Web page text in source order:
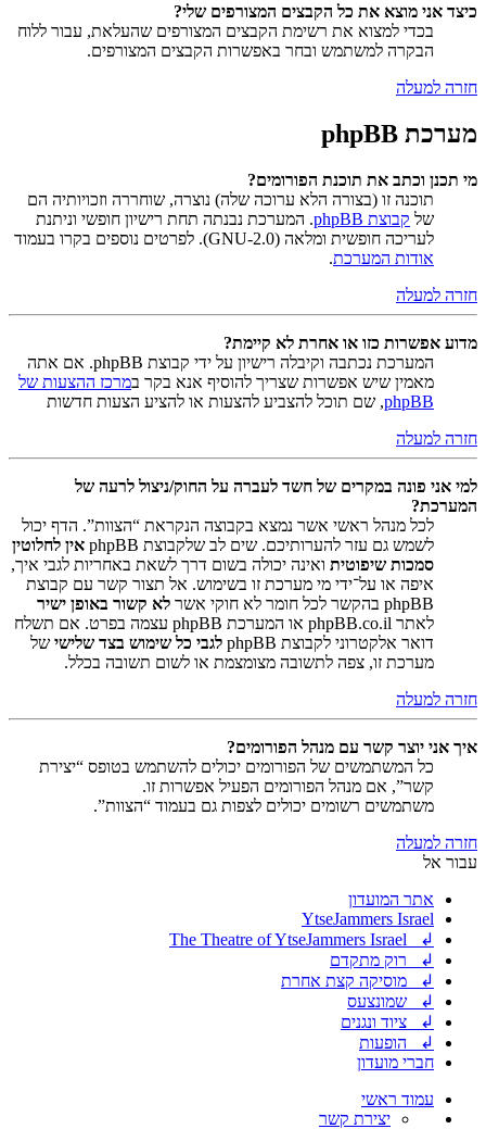
כיצד אני מוצא את כל הקבצים המצורפים שלי?
בכדי למצוא את רשימת הקבצים המצורפים שהעלאת, עבור ללוח
הבקרה למשתמש ובחר באפשרות הקבצים המצורפים.
חזרה למעלה
מערכת phpBB
מי תכנן וכתב את תוכנת הפורומים?
תוכנה זו (בצורה הלא ערוכה שלה) נוצרה, שוחררה וזכויותיה הם
של קבוצת phpBB
. המערכת נבנתה תחת רישיון חופשי וניתנת
לעריכה חופשית ומלאה (GNU-2.0). לפרטים נוספים בקרו בעמוד
אודות המערכת.
חזרה למעלה
מדוע אפשרות כזו או אחרת לא קיימת?
המערכת נכתבה וקיבלה רישיון על ידי קבוצת phpBB. אם אתה
מאמין שיש אפשרות שצריך להוסיף אנא בקר במרכז ההצעות של
phpBB, שם תוכל להצביע להצעות או להציע הצעות חדשות
חזרה למעלה
למי אני פונה במקרים של חשד לעברה על החוק/ניצול לרעה של
המערכת?
לכל מנהל ראשי אשר נמצא בקבוצה הנקראת “הצוות”. הדף יכול
לשמש גם עזר להערותיכם. שים לב שלקבוצת phpBB
אין לחלוטין
סמכות שיפוטית ואינה יכולה בשום דרך לשאת באחריות לגבי איך,
איפה או על־ידי מי מערכת זו בשימוש. אל תצור קשר עם קבוצת
phpBB בהקשר לכל חומר לא חוקי אשר
לא קשור באופן ישיר
לאתר phpBB.co.il או המערכת phpBB עצמה בפרט. אם תשלח
דואר אלקטרוני לקבוצת phpBB
לגבי כל שימוש בצד שלישי של
מערכת זו, צפה לתשובה מצומצמת או לשום תשובה בכלל.
חזרה למעלה
איך אני יוצר קשר עם מנהל הפורומים?
כל המשתמשים של הפורומים יכולים להשתמש בטופס “יצירת
קשר”, אם מנהל הפורומים הפעיל אפשרות זו.
משתמשים רשומים יכולים לצפות גם בעמוד “הצוות”.
חזרה למעלה
עבור אל
אתר המועדון
YtseJammers Israel
↲ The Theatre of YtseJammers Israel
↲ רוק מתקדם
↲ מוסיקה קצת אחרת
↲ שמונצעס
↲ ציוד ונגנים
↲ הופעות
חברי מועדון
עמוד ראשי
יצירת קשר